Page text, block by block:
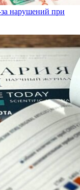
нарушений при